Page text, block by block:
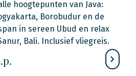
hoogtepunten van Java:
Borobudur en de
in sereen Ubud en relax
Bali. Inclusief vliegreis.